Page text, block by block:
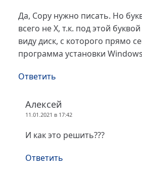
Да, Copy нужно писать. Но
всего не X, т.к. под этой
виду диск, с которого прямо
программа установки
Ответить
Алексей
11.01.2021 в 17:42
И как это решить???
Ответить